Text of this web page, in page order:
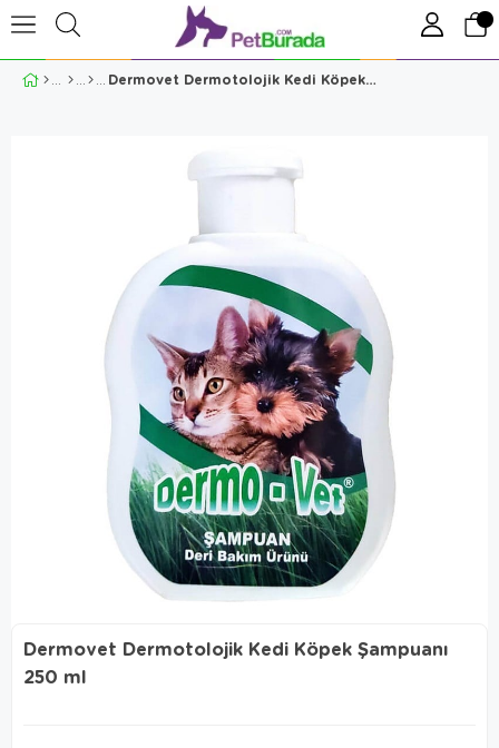
Dermovet Dermotolojik Kedi Köpek Şampuanı 250 ml
Dermovet Dermotolojik Kedi Köpek Şampuanı
250 ml